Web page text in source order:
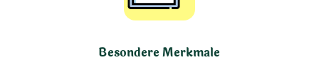
Besondere Merkmale